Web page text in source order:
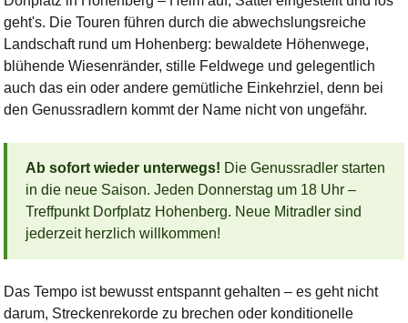
geht's. Die Touren führen durch die abwechslungsreiche
Landschaft rund um Hohenberg: bewaldete Höhenwege,
blühende Wiesenränder, stille Feldwege und gelegentlich
auch das ein oder andere gemütliche Einkehrziel, denn bei
den Genussradlern kommt der Name nicht von ungefähr.
Ab sofort wieder unterwegs! Die Genussradler starten
in die neue Saison. Jeden Donnerstag um 18 Uhr –
Treffpunkt Dorfplatz Hohenberg. Neue Mitradler sind
jederzeit herzlich willkommen!
Das Tempo ist bewusst entspannt gehalten – es geht nicht
darum, Streckenrekorde zu brechen oder konditionelle